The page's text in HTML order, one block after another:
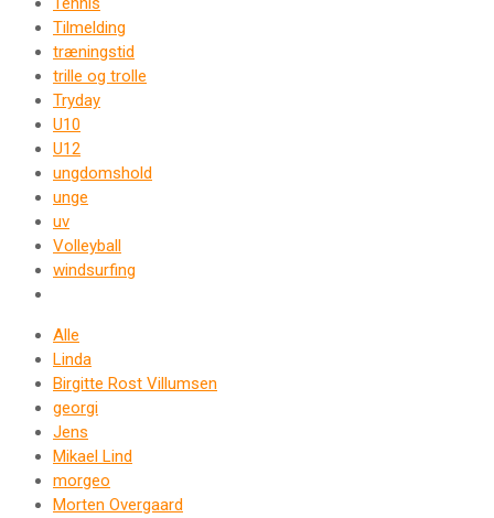
Tilmelding
træningstid
trille og trolle
Tryday
U10
U12
ungdomshold
unge
uv
Volleyball
windsurfing
Alle
Linda
Birgitte Rost Villumsen
georgi
Jens
Mikael Lind
morgeo
Morten Overgaard